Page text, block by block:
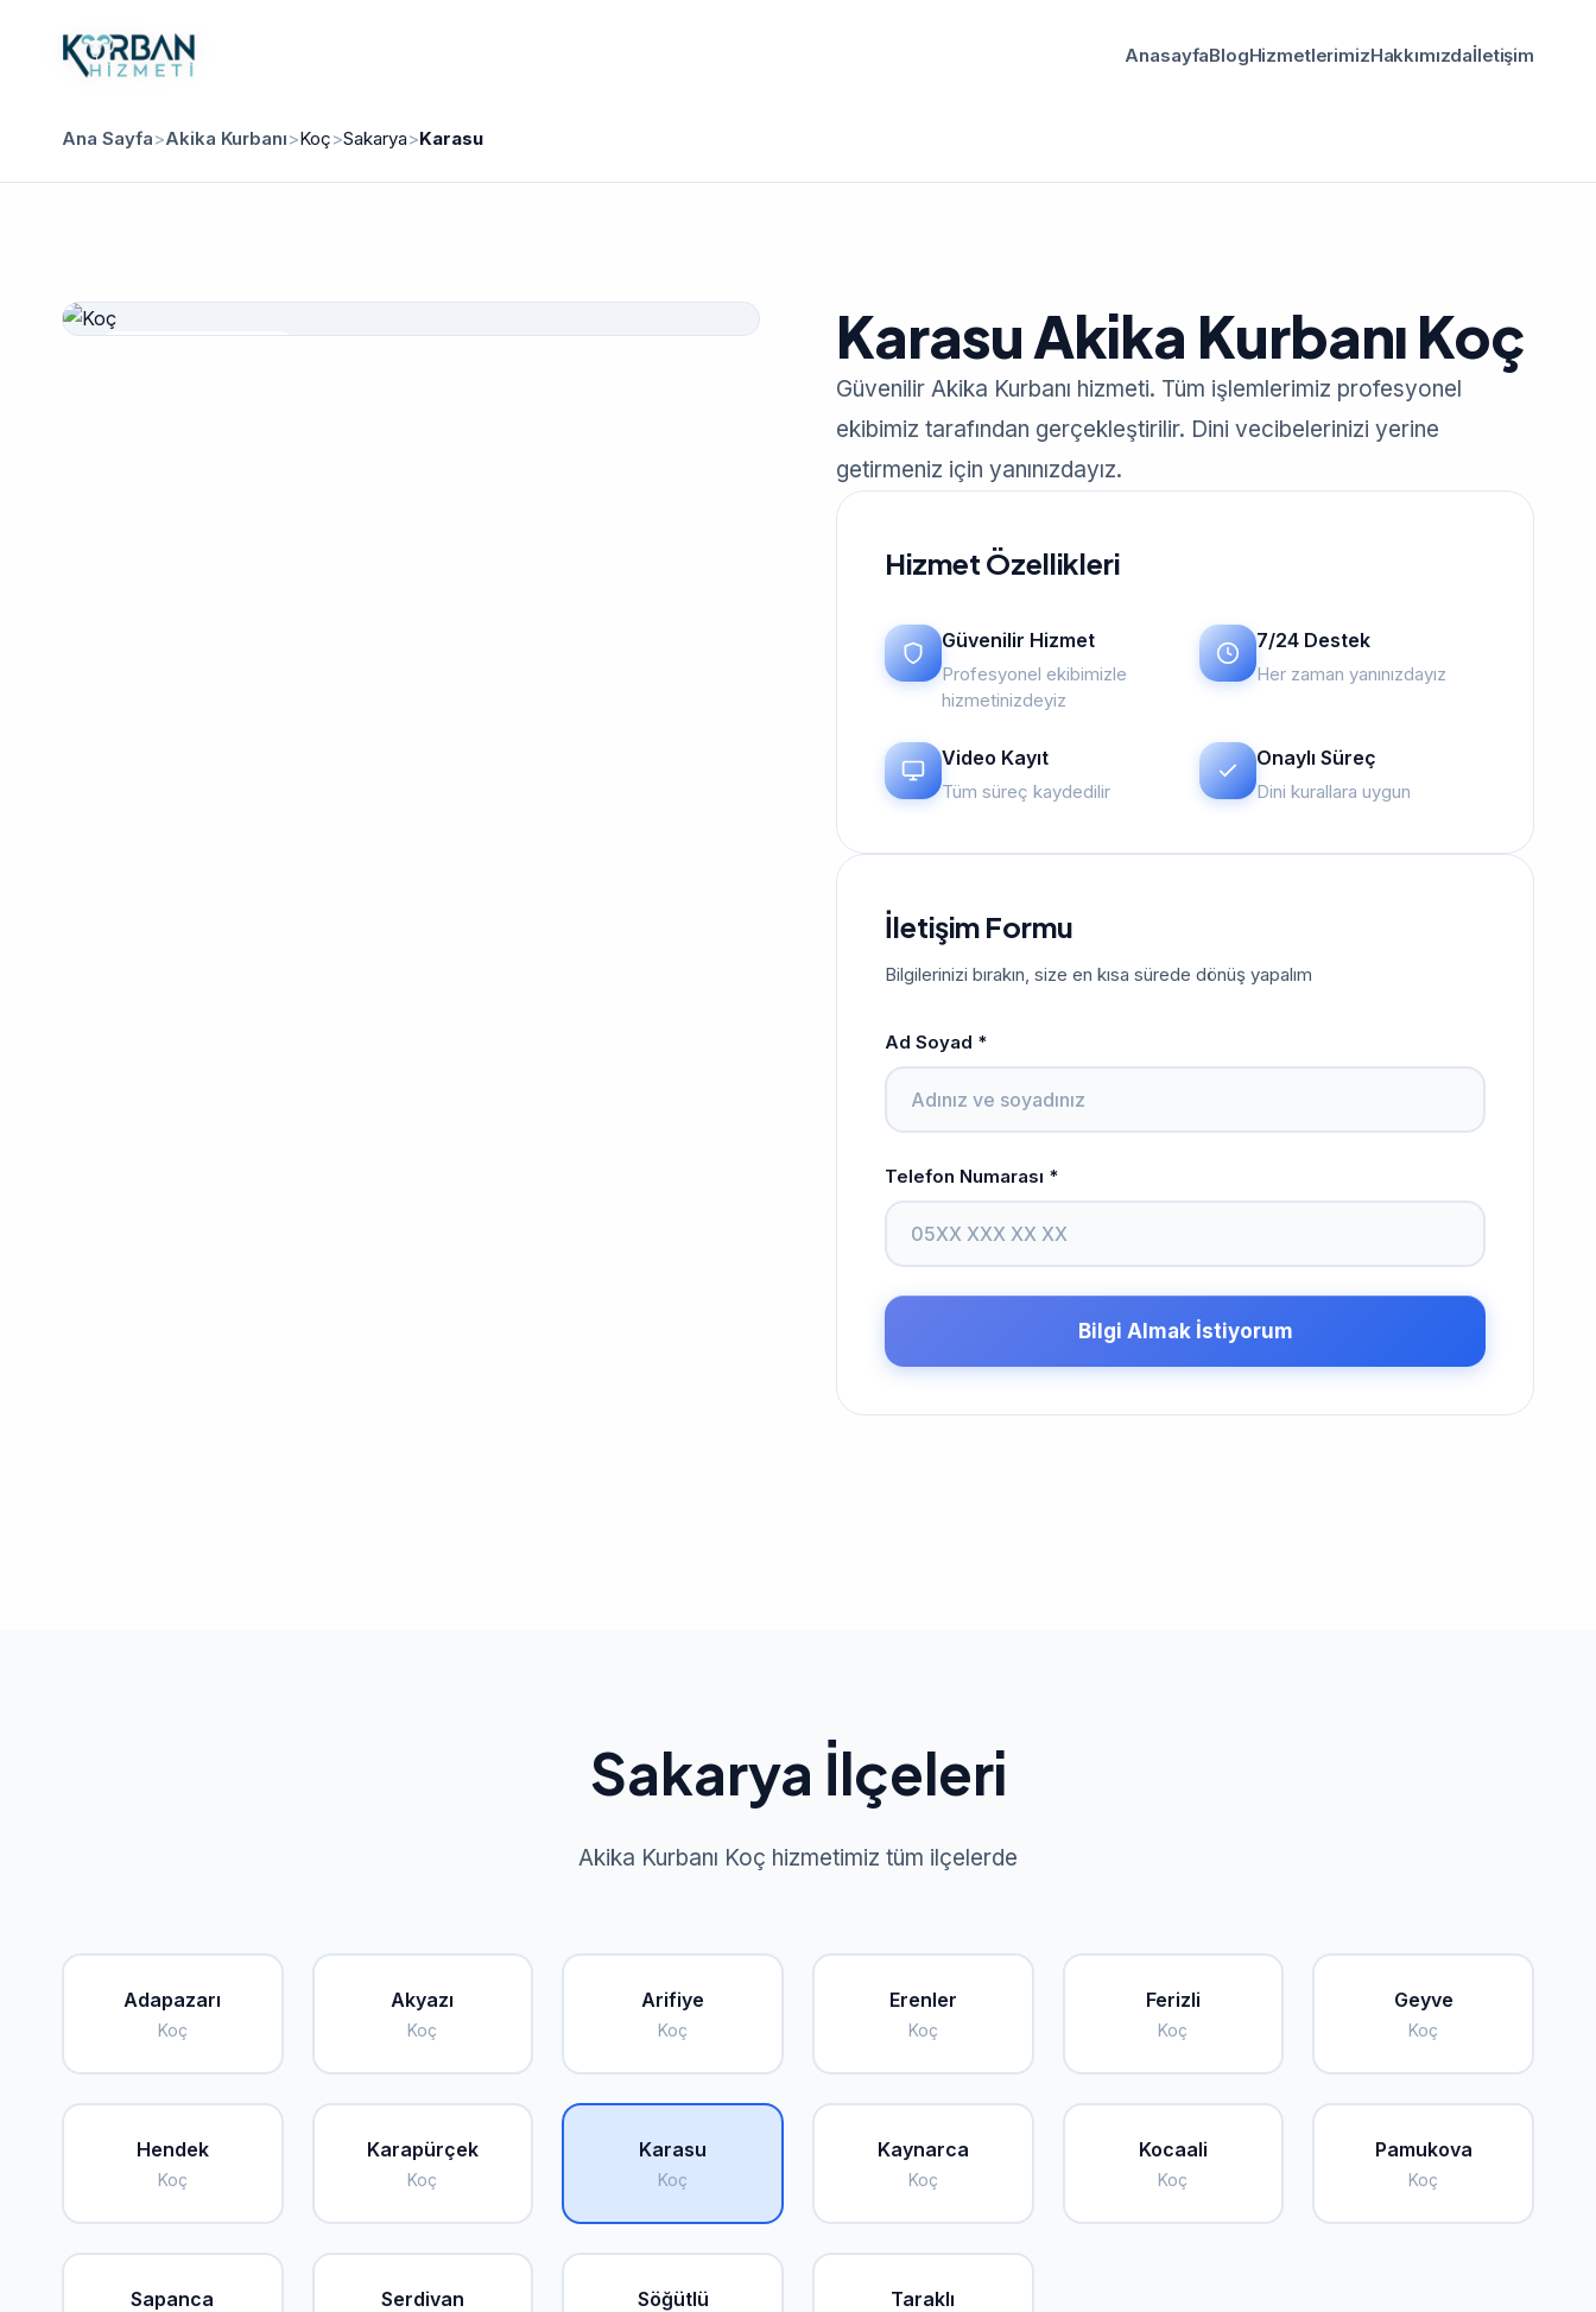
AnasayfaBlogHizmetlerimizHakkımızdaİletişim
Ana Sayfa>Akika Kurbanı>Koç>Sakarya>Karasu
Karasu Akika Kurbanı Koç
Güvenilir Akika Kurbanı hizmeti. Tüm işlemlerimiz profesyonel
ekibimiz tarafından gerçekleştirilir. Dini vecibelerinizi yerine
getirmeniz için yanınızdayız.
Hizmet Özellikleri
Güvenilir Hizmet
Profesyonel ekibimizle
hizmetinizdeyiz
7/24 Destek
Her zaman yanınızdayız
Video Kayıt
Tüm süreç kaydedilir
Onaylı Süreç
Dini kurallara uygun
İletişim Formu
Bilgilerinizi bırakın, size en kısa sürede dönüş yapalım
Ad Soyad *
Telefon Numarası *
Bilgi Almak İstiyorum
Sakarya İlçeleri
Akika Kurbanı Koç hizmetimiz tüm ilçelerde
Adapazarı
Koç
Akyazı
Koç
Arifiye
Koç
Erenler
Koç
Ferizli
Koç
Geyve
Koç
Hendek
Koç
Karapürçek
Koç
Karasu
Koç
Kaynarca
Koç
Kocaali
Koç
Pamukova
Koç
Sapanca Serdivan Söğütlü Taraklı